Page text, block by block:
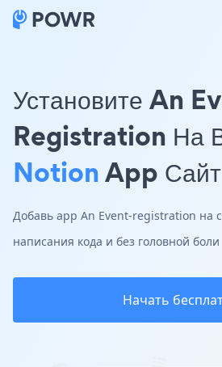
Установите An
Registration На
NotionApp Сайт
Добавь app An Event-registration на
написания кода и без головной боли
Начать